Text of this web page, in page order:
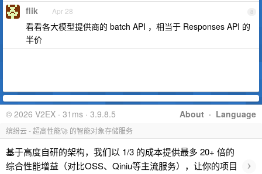
8
flik Apr 28
看看各大模型提供商的 batch API ，相当于 Responses API 的
半价
About · Language
© 2026 V2EX · 31ms · 3.9.8.5
缤纷云 - 超高性能🚀 的智能对象存储服务
基于高度自研的架构，我们以 1/3 的成本提供最多 20+ 倍的
综合性能增益（对比OSS、Qiniu等主流服务），让你的项目
›